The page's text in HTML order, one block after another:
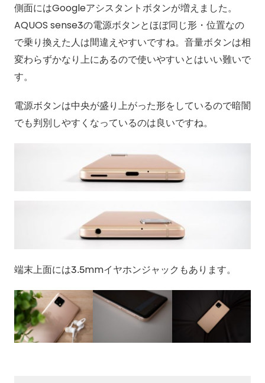
側面にはGoogleアシスタントボタンが増えました。
AQUOS sense3の電源ボタンとほぼ同じ形・位置なの
で乗り換えた人は間違えやすいですね。音量ボタンは相
変わらずかなり上にあるので使いやすいとはいい難いで
す。
電源ボタンは中央が盛り上がった形をしているので暗闇
でも判別しやすくなっているのは良いですね。
端末上面には3.5mmイヤホンジャックもあります。